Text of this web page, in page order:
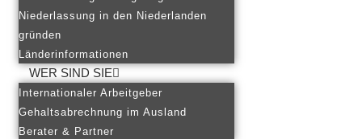
Niederlassung in den Niederlanden
gründen
Länderinformationen
WER SIND SIE
Internationaler Arbeitgeber
Gehaltsabrechnung im Ausland
Berater & Partner